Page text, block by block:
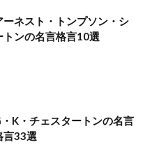
ーネスト・トンプソン・シ
トンの名言格言10選
K・チェスタートンの名言
言33選